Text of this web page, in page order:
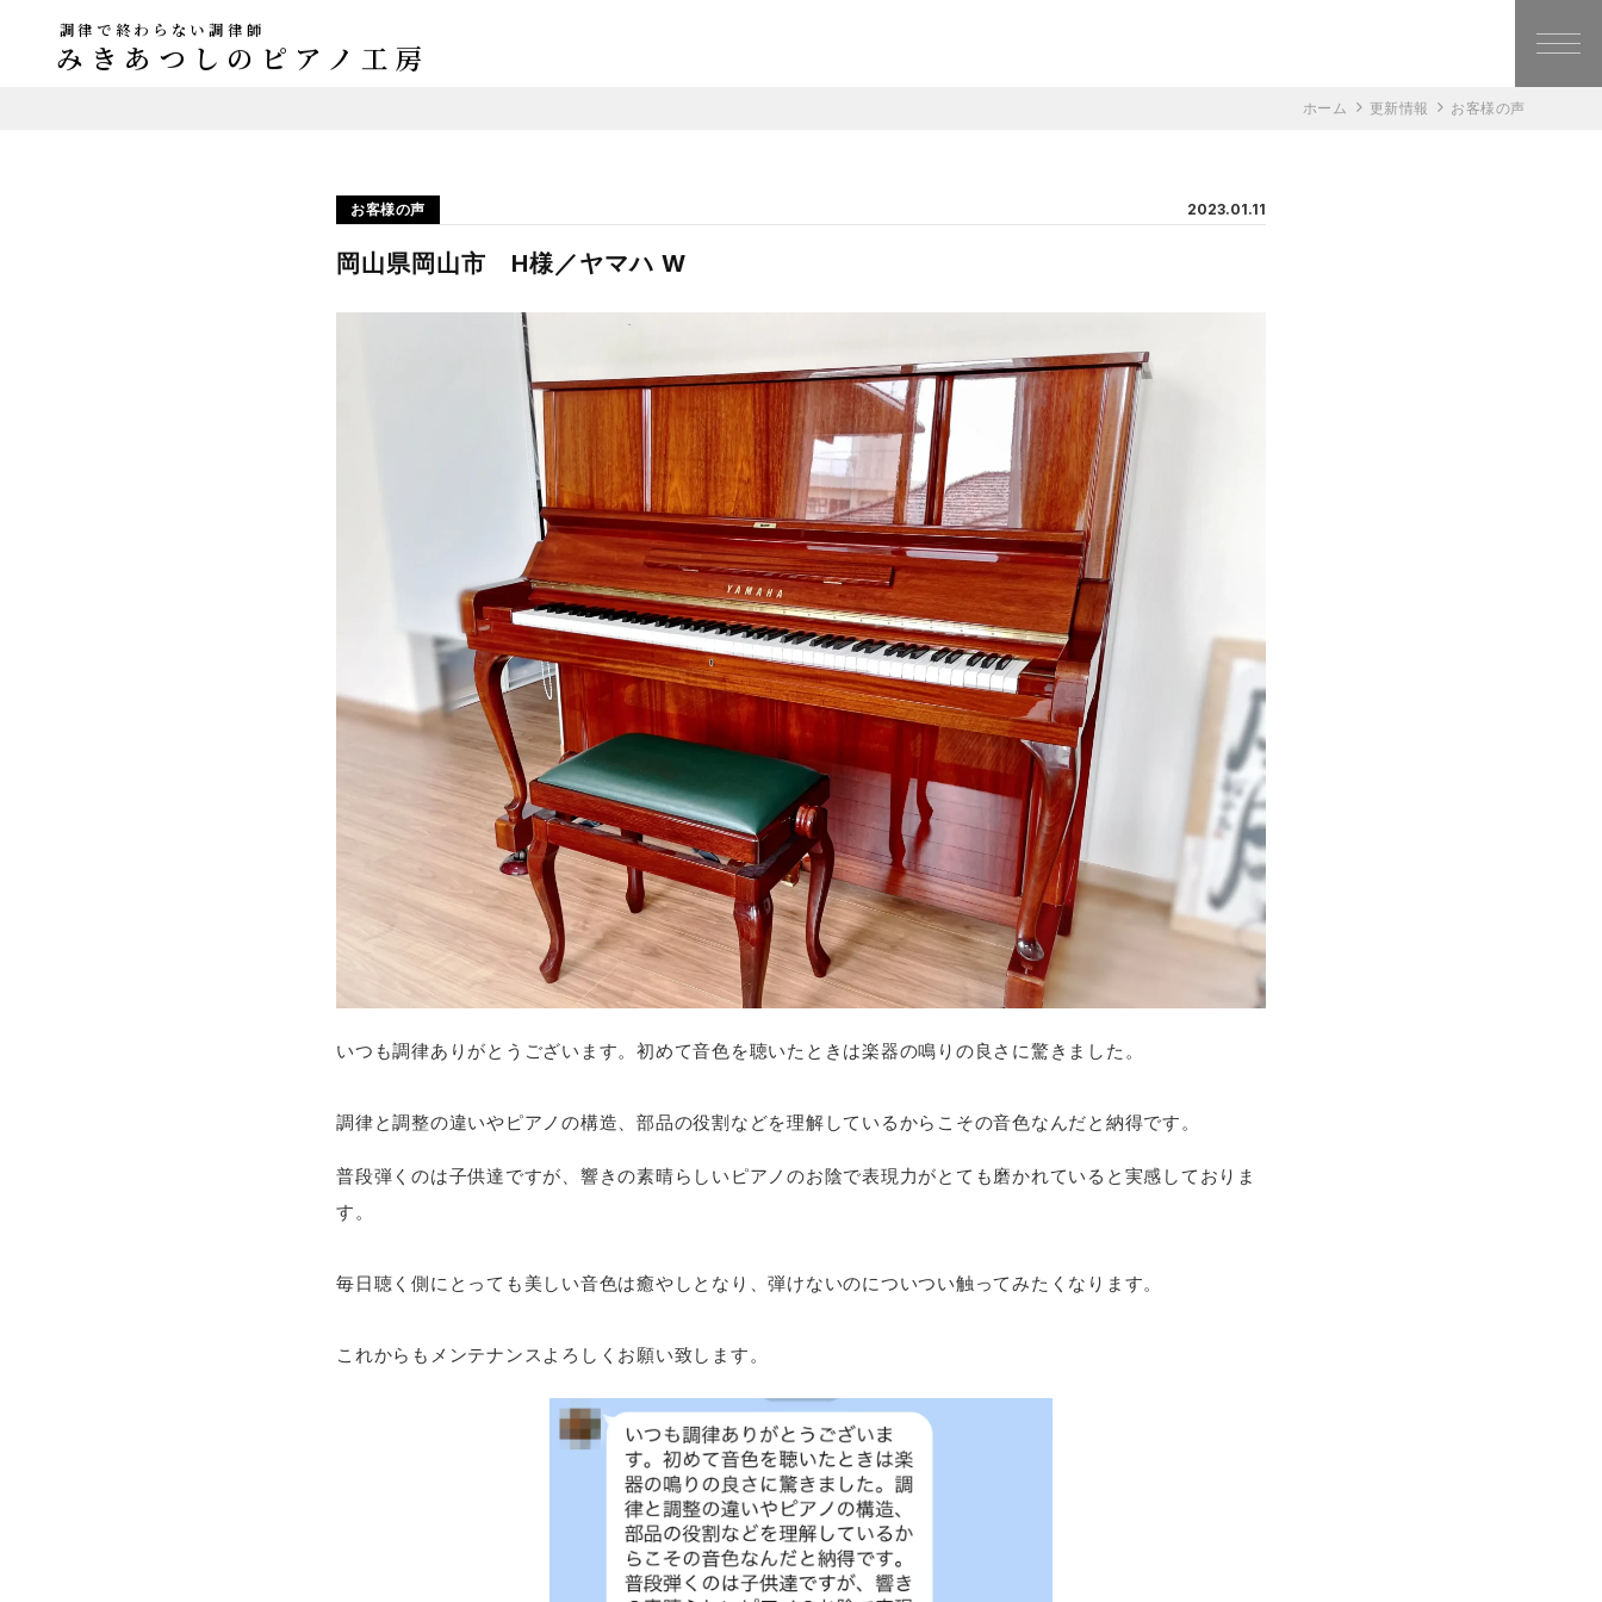
調律で終わらない調律師
みきあつしのピアノ工房
ホーム 更新情報 お客様の声
お客様の声 2023.01.11
岡山県岡山市 H様／ヤマハ W
いつも調律ありがとうございます。初めて音色を聴いたときは楽器の鳴りの良さに驚きました。
調律と調整の違いやピアノの構造、部品の役割などを理解しているからこその音色なんだと納得です。
普段弾くのは子供達ですが、響きの素晴らしいピアノのお陰で表現力がとても磨かれていると実感しておりま
す。
毎日聴く側にとっても美しい音色は癒やしとなり、弾けないのについつい触ってみたくなります。
これからもメンテナンスよろしくお願い致します。